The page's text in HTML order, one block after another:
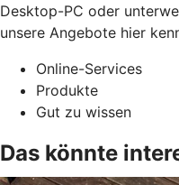
Desktop-PC oder
unsere Angebote hier
Online-Services
Produkte
Gut zu wissen
Das könnte